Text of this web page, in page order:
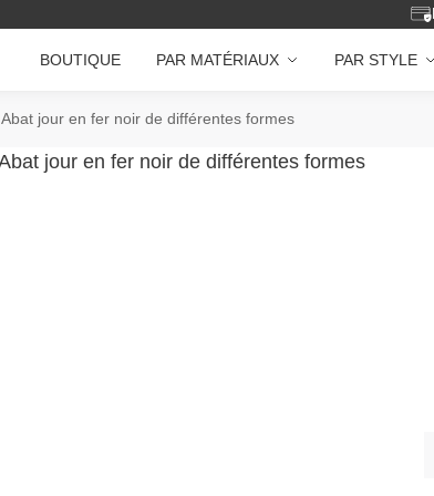
BOUTIQUE PAR MATÉRIAUX PAR STYLE
Abat jour en fer noir de différentes formes